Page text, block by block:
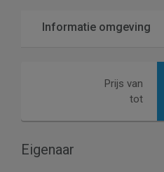
Informatie omgeving
Prijs van
tot
Eigenaar